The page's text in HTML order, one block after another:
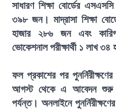
সাধারণ শিক্ষা বোর্ডের
৩৯৮ জন। মাদ্রাসা শিক্ষা
হাজার ২৮৬ জন এবং
ভোকেশনাল পরীক্ষার্থী ১ লাখ
ফল প্রকাশের পর
আগস্ট থেকে এ আবেদন শুরু
পর্যন্ত। অনলাইনে